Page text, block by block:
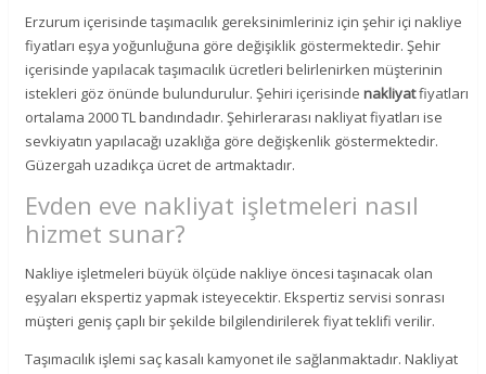
Erzurum içerisinde taşımacılık gereksinimleriniz için şehir içi nakliye
fiyatları eşya yoğunluğuna göre değişiklik göstermektedir. Şehir
içerisinde yapılacak taşımacılık ücretleri belirlenirken müşterinin
istekleri göz önünde bulundurulur. Şehiri içerisindenakliyatfiyatları
ortalama 2000 TL bandındadır. Şehirlerarası nakliyat fiyatları ise
sevkiyatın yapılacağı uzaklığa göre değişkenlik göstermektedir.
Güzergah uzadıkça ücret de artmaktadır.
Evden eve nakliyat işletmeleri nasıl
hizmet sunar?
Nakliye işletmeleri büyük ölçüde nakliye öncesi taşınacak olan
eşyaları ekspertiz yapmak isteyecektir. Ekspertiz servisi sonrası
müşteri geniş çaplı bir şekilde bilgilendirilerek fiyat teklifi verilir.
Taşımacılık işlemi saç kasalı kamyonet ile sağlanmaktadır. Nakliyat